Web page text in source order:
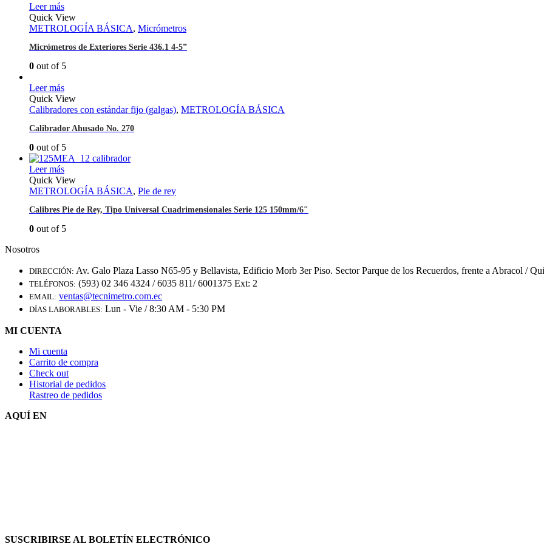
Leer más
Quick View
METROLOGÍA BÁSICA, Micrómetros
Micrómetros de Exteriores Serie 436.1 4-5”
0 out of 5
Leer más
Quick View
Calibradores con estándar fijo (galgas), METROLOGÍA BÁSICA
Calibrador Ahusado No. 270
0 out of 5
Leer más
Quick View
METROLOGÍA BÁSICA, Pie de rey
Calibres Pie de Rey, Tipo Universal Cuadrimensionales Serie 125 150mm/6″
0 out of 5
Nosotros
DIRECCIÓN: Av. Galo Plaza Lasso N65-95 y Bellavista, Edificio Morb 3er Piso. Sector Parque de los Recuerdos, frente a Abracol /
TELÉFONOS: (593) 02 346 4324 / 6035 811/ 6001375 Ext: 2
EMAIL: ventas@tecnimetro.com.ec
DÍAS LABORABLES: Lun - Vie / 8:30 AM - 5:30 PM
MI CUENTA
Mi cuenta
Carrito de compra
Check out
Historial de pedidos
Rastreo de pedidos
AQUÍ EN
SUSCRIBIRSE AL BOLETÍN ELECTRÓNICO